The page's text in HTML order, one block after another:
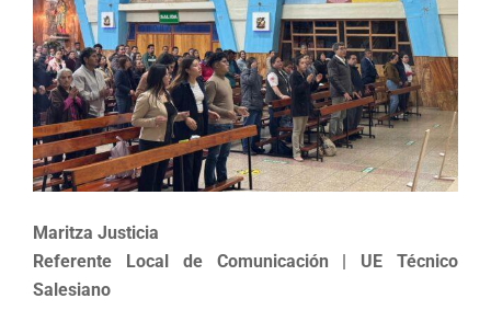
Maritza Justicia
Referente Local de Comunicación | UE Técnico
Salesiano